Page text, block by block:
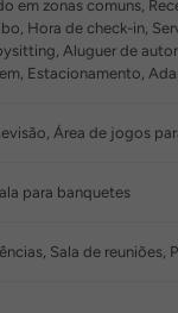
em zonas comuns,
Hora de check-in,
Aluguer de
Estacionamento,
Área de jogos
para banquetes
Sala de